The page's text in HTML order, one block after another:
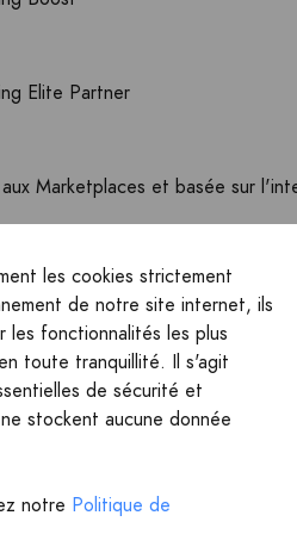
Elite Partner
Marketplaces et basée sur
Partner.
accès à Google Shopping via
AdWords de Google.
d’Idinvest Partners
les cookies strictement
de notre site internet, ils
fonctionnalités les plus
toute tranquillité. Il s'agit
de sécurité et
stockent aucune donnée
notre Politique de